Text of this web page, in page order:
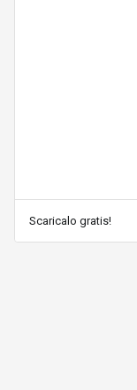
Scaricalo gratis!